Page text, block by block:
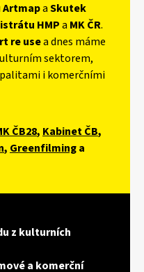
ArtmapaSkutek
HMPa MK ČR.
re usea dnes máme
sektorem,
i komerčními
ČB28, Kabinet ČB,
, Greenfilminga
z kulturních
a komerční